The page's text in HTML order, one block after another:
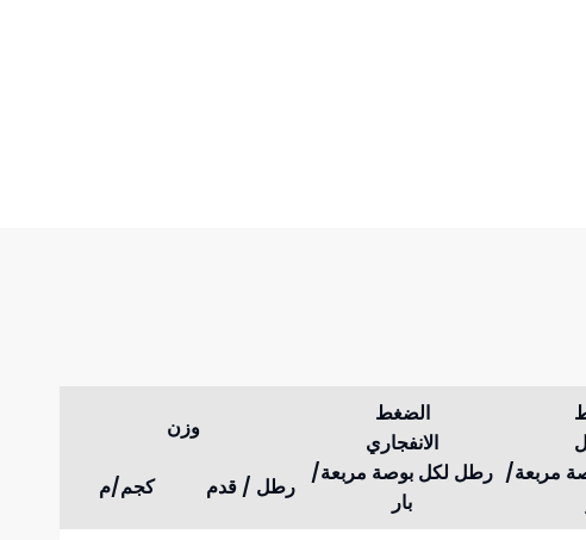
الضغط
الانفجاري
وزن
مربعة/ رطل لكل بوصة مربعة/
بار
رطل / قدم كجم/م